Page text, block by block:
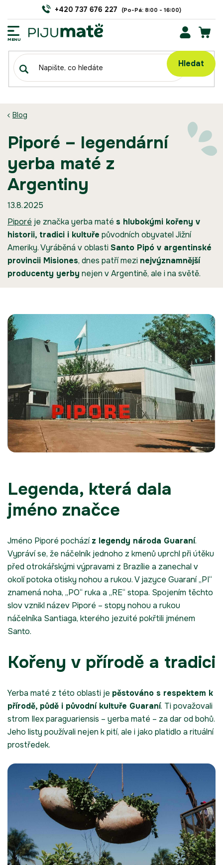
Hledat
+420 737 676 227
Blog
Piporé – legendární
yerba maté z
Argentiny
13.8.2025
Piporé je značka yerba maté s hlubokými kořeny v
historii, tradici i kultuře původních obyvatel Jižní
Ameriky. Vyráběná v oblasti Santo Pipó v argentinské
provincii Misiones, dnes patří mezi nejvýznamnější
producenty yerby nejen v Argentině, ale i na světě.
Legenda, která dala
jméno značce
Jméno Piporé pocházíz legendy národa Guaraní.
Vypráví se, že náčelník jednoho z kmenů uprchl při útěku
před otrokářskými výpravami z Brazílie a zanechal v
okolí potoka otisky nohou a rukou. V jazyce Guaraní „PI“
znamená noha, „PO“ ruka a „RE“ stopa. Spojením těchto
slov vznikl název Piporé – stopy nohou a rukou
náčelníka Santiaga, kterého jezuité pokřtili jménem
Santo.
Kořeny v přírodě a tradici
Yerba maté z této oblasti je pěstováno s respektem k
přírodě, půdě i původní kultuře Guaraní. Ti považovali
strom Ilex paraguariensis – yerba maté – za dar od bohů.
Jeho listy používali nejen k pití, ale i jako platidlo a rituální
prostředek.